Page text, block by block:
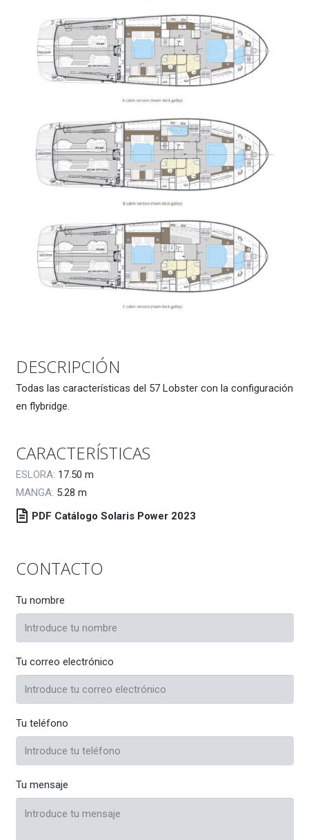
DESCRIPCIÓN
Todas las características del 57 Lobster con la configuración
en flybridge.
CARACTERÍSTICAS
ESLORA: 17.50 m
MANGA: 5.28 m
PDF Catálogo Solaris Power 2023
CONTACTO
Tu nombre
Tu correo electrónico
Tu teléfono
Tu mensaje